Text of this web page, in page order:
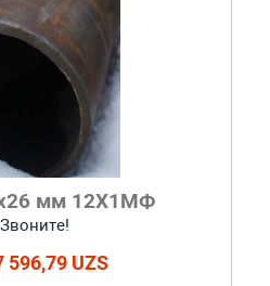
мм 12Х1МФ
596,79 UZS